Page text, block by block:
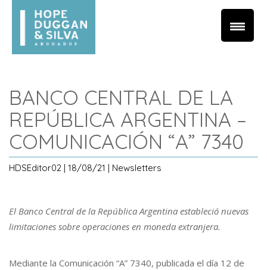
BANCO CENTRAL DE LA
REPÚBLICA ARGENTINA –
COMUNICACIÓN “A” 7340
HDSEditor02 | 18/08/21 | Newsletters
El Banco Central de la República Argentina estableció nuevas
limitaciones sobre operaciones en moneda extranjera.
Mediante la Comunicación “A” 7340, publicada el día 12 de